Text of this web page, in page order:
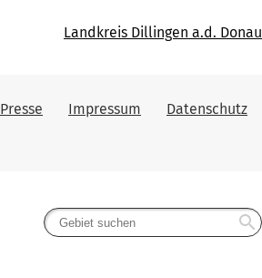
Landkreis Dillingen a.d. Donau
Presse Impressum Datenschutz
search